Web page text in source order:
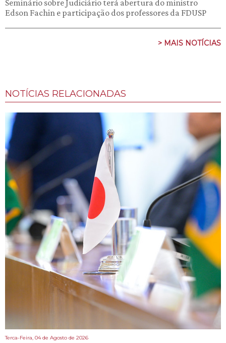
Seminário sobre Judiciário terá abertura do ministro
Edson Fachin e participação dos professores da FDUSP
> MAIS NOTÍCIAS
NOTÍCIAS RELACIONADAS
Terca-Feira, 04 de Agosto de 2026